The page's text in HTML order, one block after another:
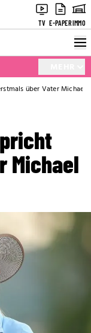
TV E-PAPERIMMO
über Vater Michael
Michael